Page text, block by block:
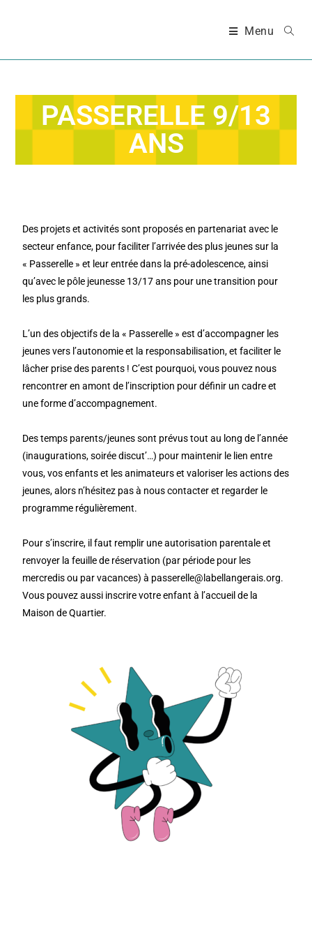
Menu
PASSERELLE 9/13
ANS
Des projets et activités sont proposés en partenariat avec le
secteur enfance, pour faciliter l’arrivée des plus jeunes sur la
« Passerelle » et leur entrée dans la pré-adolescence, ainsi
qu’avec le pôle jeunesse 13/17 ans pour une transition pour
les plus grands.
L’un des objectifs de la « Passerelle » est d’accompagner les
jeunes vers l’autonomie et la responsabilisation, et faciliter le
lâcher prise des parents ! C’est pourquoi, vous pouvez nous
rencontrer en amont de l’inscription pour définir un cadre et
une forme d’accompagnement.
Des temps parents/jeunes sont prévus tout au long de l’année
(inaugurations, soirée discut’…) pour maintenir le lien entre
vous, vos enfants et les animateurs et valoriser les actions des
jeunes, alors n’hésitez pas à nous contacter et regarder le
programme régulièrement.
Pour s’inscrire, il faut remplir une autorisation parentale et
renvoyer la feuille de réservation (par période pour les
mercredis ou par vacances) à passerelle@labellangerais.org.
Vous pouvez aussi inscrire votre enfant à l’accueil de la
Maison de Quartier.